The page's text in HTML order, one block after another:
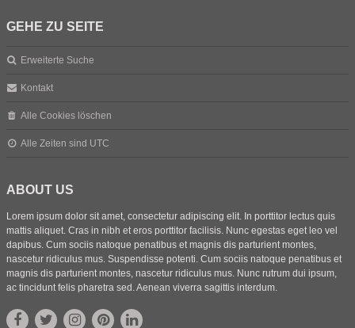
GEHE ZU SEITE
Erweiterte Suche
Kontakt
Alle Cookies löschen
Alle Zeiten sind UTC
ABOUT US
Lorem ipsum dolor sit amet, consectetur adipiscing elit. In porttitor lectus quis
mattis aliquet. Cras in nibh et eros porttitor facilisis. Nunc egestas eget leo vel
dapibus. Cum sociis natoque penatibus et magnis dis parturient montes,
nascetur ridiculus mus. Suspendisse potenti. Cum sociis natoque penatibus et
magnis dis parturient montes, nascetur ridiculus mus. Nunc rutrum dui ipsum,
ac tincidunt felis pharetra sed. Aenean viverra sagittis interdum.